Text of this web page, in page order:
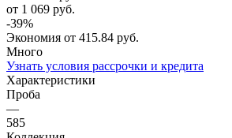
от 1 069 руб.
-39%
Экономия от 415.84 руб.
Много
Узнать условия рассрочки и кредита
Характеристики
Проба
—
585